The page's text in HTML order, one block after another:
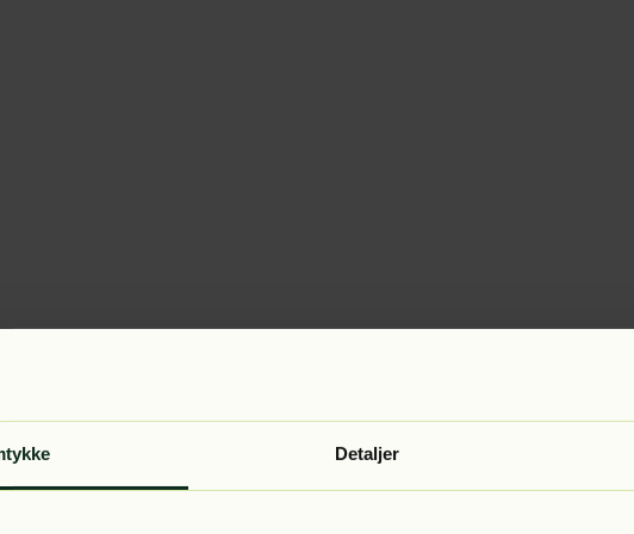
Detaljer